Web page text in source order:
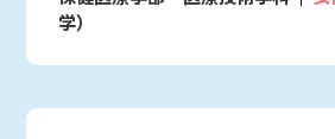
学）